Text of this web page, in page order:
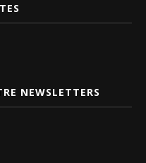
NEWSLETTERS